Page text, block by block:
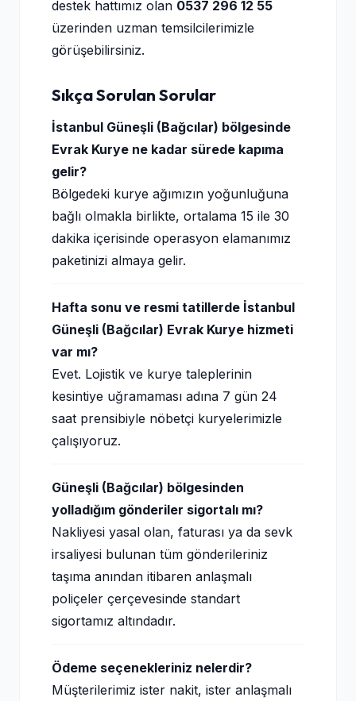
destek hattımız olan 0537 296 12 55
üzerinden uzman temsilcilerimizle
görüşebilirsiniz.
Sıkça Sorulan Sorular
İstanbul Güneşli (Bağcılar) bölgesinde
Evrak Kurye ne kadar sürede kapıma
gelir?
Bölgedeki kurye ağımızın yoğunluğuna
bağlı olmakla birlikte, ortalama 15 ile 30
dakika içerisinde operasyon elamanımız
paketinizi almaya gelir.
Hafta sonu ve resmi tatillerde İstanbul
Güneşli (Bağcılar) Evrak Kurye hizmeti
var mı?
Evet. Lojistik ve kurye taleplerinin
kesintiye uğramaması adına 7 gün 24
saat prensibiyle nöbetçi kuryelerimizle
çalışıyoruz.
Güneşli (Bağcılar) bölgesinden
yolladığım gönderiler sigortalı mı?
Nakliyesi yasal olan, faturası ya da sevk
irsaliyesi bulunan tüm gönderileriniz
taşıma anından itibaren anlaşmalı
poliçeler çerçevesinde standart
sigortamız altındadır.
Ödeme seçenekleriniz nelerdir?
Müşterilerimiz ister nakit, ister anlaşmalı